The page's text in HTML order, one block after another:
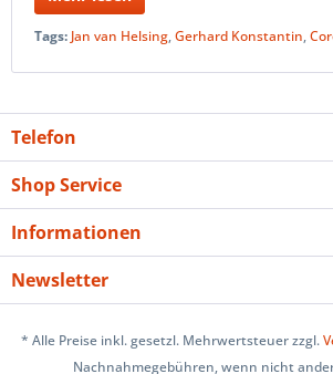
Tags: Jan van Helsing,Gerhard Konstantin,
Telefon
Shop Service
Informationen
Newsletter
* Alle Preise inkl. gesetzl. Mehrwertsteuer zzgl.
Nachnahmegebühren, wenn nicht